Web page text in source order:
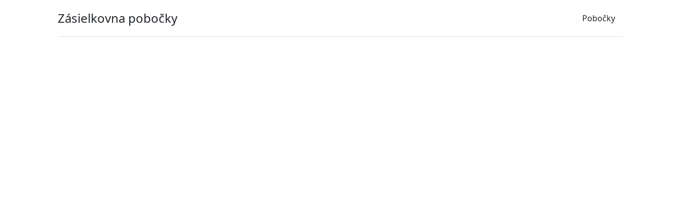
Zásielkovna pobočky Pobočky